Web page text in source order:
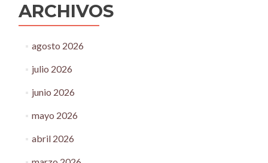
ARCHIVOS
agosto 2026
julio 2026
junio 2026
mayo 2026
abril 2026